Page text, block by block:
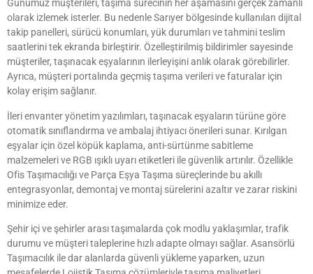
Günümüz müşterileri, taşıma sürecinin her aşamasını gerçek zamanlı
olarak izlemek isterler. Bu nedenle Sarıyer bölgesinde kullanılan dijital
takip panelleri, sürücü konumları, yük durumları ve tahmini teslim
saatlerini tek ekranda birleştirir. Özelleştirilmiş bildirimler sayesinde
müşteriler, taşınacak eşyalarının ilerleyişini anlık olarak görebilirler.
Ayrıca, müşteri portalında geçmiş taşıma verileri ve faturalar için
kolay erişim sağlanır.
İleri envanter yönetim yazılımları, taşınacak eşyaların türüne göre
otomatik sınıflandırma ve ambalaj ihtiyacı önerileri sunar. Kırılgan
eşyalar için özel köpük kaplama, anti-sürtünme sabitleme
malzemeleri ve RGB ışıklı uyarı etiketleri ile güvenlik artırılır. Özellikle
Ofis Taşımacılığı ve Parça Eşya Taşıma süreçlerinde bu akıllı
entegrasyonlar, demontaj ve montaj sürelerini azaltır ve zarar riskini
minimize eder.
Şehir içi ve şehirler arası taşımalarda çok modlu yaklaşımlar, trafik
durumu ve müşteri taleplerine hızlı adapte olmayı sağlar. Asansörlü
Taşımacılık ile dar alanlarda güvenli yükleme yaparken, uzun